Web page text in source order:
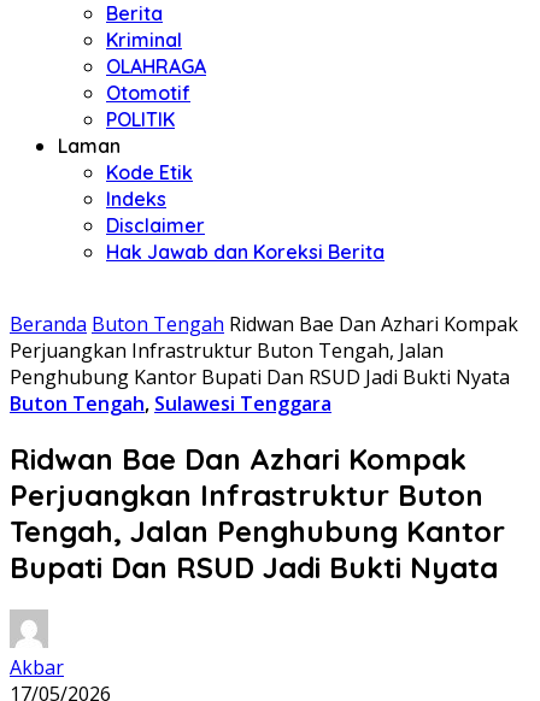
Berita
Kriminal
OLAHRAGA
Otomotif
POLITIK
Laman
Kode Etik
Indeks
Disclaimer
Hak Jawab dan Koreksi Berita
Beranda Buton Tengah Ridwan Bae Dan Azhari Kompak
Perjuangkan Infrastruktur Buton Tengah, Jalan
Penghubung Kantor Bupati Dan RSUD Jadi Bukti Nyata
Buton Tengah, Sulawesi Tenggara
Ridwan Bae Dan Azhari Kompak
Perjuangkan Infrastruktur Buton
Tengah, Jalan Penghubung Kantor
Bupati Dan RSUD Jadi Bukti Nyata
Akbar
17/05/2026